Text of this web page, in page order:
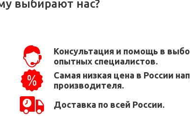
выбирают нас?
Консультация и помощь в
опытных специалистов.
Самая низкая цена в России
производителя.
Доставка по всей России.